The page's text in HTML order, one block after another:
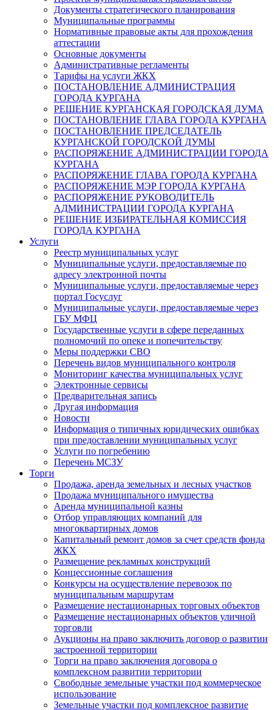
Документы стратегического планирования
Муниципальные программы
Нормативные правовые акты для прохождения
аттестации
Основные документы
Административные регламенты
Тарифы на услуги ЖКХ
ПОСТАНОВЛЕНИЕ АДМИНИСТРАЦИЯ
ГОРОДА КУРГАНА
РЕШЕНИЕ КУРГАНСКАЯ ГОРОДСКАЯ ДУМА
ПОСТАНОВЛЕНИЕ ГЛАВА ГОРОДА КУРГАНА
ПОСТАНОВЛЕНИЕ ПРЕДСЕДАТЕЛЬ
КУРГАНСКОЙ ГОРОДСКОЙ ДУМЫ
РАСПОРЯЖЕНИЕ АДМИНИСТРАЦИИ ГОРОДА
КУРГАНА
РАСПОРЯЖЕНИЕ ГЛАВА ГОРОДА КУРГАНА
РАСПОРЯЖЕНИЕ МЭР ГОРОДА КУРГАНА
РАСПОРЯЖЕНИЕ РУКОВОДИТЕЛЬ
АДМИНИСТРАЦИИ ГОРОДА КУРГАНА
РЕШЕНИЕ ИЗБИРАТЕЛЬНАЯ КОМИССИЯ
ГОРОДА КУРГАНА
Услуги
Реестр муниципальных услуг
Муниципальные услуги, предоставляемые по
адресу электронной почты
Муниципальные услуги, предоставляемые через
портал Госуслуг
Муниципальные услуги, предоставляемые через
ГБУ МФЦ
Государственные услуги в сфере переданных
полномочий по опеке и попечительству
Меры поддержки СВО
Перечень видов муниципального контроля
Мониторинг качества муниципальных услуг
Электронные сервисы
Предварительная запись
Другая информация
Новости
Информация о типичных юридических ошибках
при предоставлении муниципальных услуг
Услуги по погребению
Перечень МСЗУ
Торги
Продажа, аренда земельных и лесных участков
Продажа муниципального имущества
Аренда муниципальной казны
Отбор управляющих компаний для
многоквартирных домов
Капитальный ремонт домов за счет средств фонда
ЖКХ
Размещение рекламных конструкций
Концессионные соглашения
Конкурсы на осуществление перевозок по
муниципальным маршрутам
Размещение нестационарных торговых объектов
Размещение нестационарных объектов уличной
торговли
Аукционы на право заключить договор о развитии
застроенной территории
Торги на право заключения договора о
комплексном развитии территории
Свободные земельные участки под коммерческое
использование
Земельные участки под комплексное развитие